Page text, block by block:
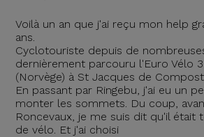
Voilà un an que j'ai reçu mon help
ans.
Cyclotouriste depuis de
dernièrement parcouru l'Euro Vélo
(Norvège) à St Jacques de
En passant par Ringebu, j'ai eu un
monter les sommets. Du coup,
Roncevaux, je me suis dit qu'il était
de vélo. Et j'ai choisi